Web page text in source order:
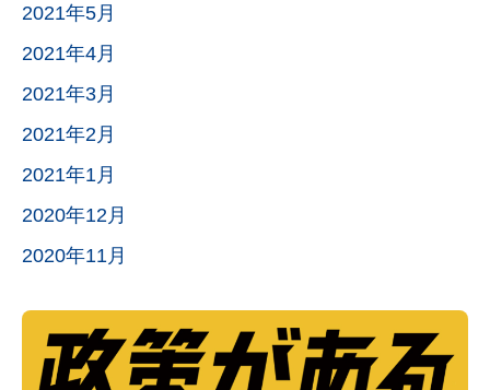
2021年5月
2021年4月
2021年3月
2021年2月
2021年1月
2020年12月
2020年11月